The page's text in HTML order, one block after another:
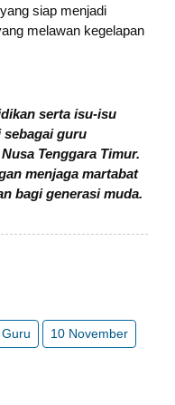
siap menjadi
melawan kegelapan
serta isu-isu
sebagai guru
Tenggara Timur.
menjaga martabat
bagi generasi muda.
Guru 10 November